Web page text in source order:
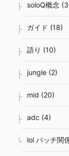
soloQ概念
ガイド (18)
語り (10)
jungle (2)
mid (20)
adc (4)
lol パッチ関